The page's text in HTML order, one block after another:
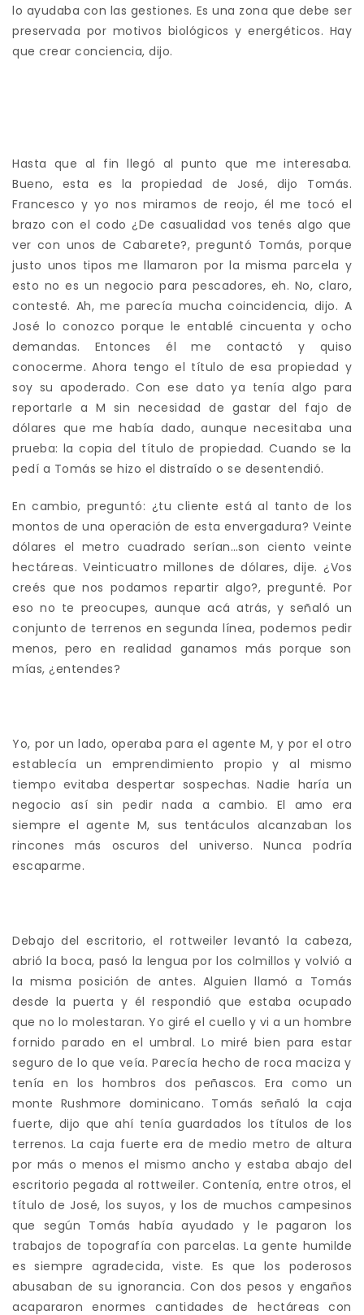
lo ayudaba con las gestiones. Es una zona que debe ser
preservada por motivos biológicos y energéticos. Hay
que crear conciencia, dijo.
Hasta que al fin llegó al punto que me interesaba.
Bueno, esta es la propiedad de José, dijo Tomás.
Francesco y yo nos miramos de reojo, él me tocó el
brazo con el codo ¿De casualidad vos tenés algo que
ver con unos de Cabarete?, preguntó Tomás, porque
justo unos tipos me llamaron por la misma parcela y
esto no es un negocio para pescadores, eh. No, claro,
contesté. Ah, me parecía mucha coincidencia, dijo. A
José lo conozco porque le entablé cincuenta y ocho
demandas. Entonces él me contactó y quiso
conocerme. Ahora tengo el título de esa propiedad y
soy su apoderado. Con ese dato ya tenía algo para
reportarle a M sin necesidad de gastar del fajo de
dólares que me había dado, aunque necesitaba una
prueba: la copia del título de propiedad. Cuando se la
pedí a Tomás se hizo el distraído o se desentendió.
En cambio, preguntó: ¿tu cliente está al tanto de los
montos de una operación de esta envergadura? Veinte
dólares el metro cuadrado serían…son ciento veinte
hectáreas. Veinticuatro millones de dólares, dije. ¿Vos
creés que nos podamos repartir algo?, pregunté. Por
eso no te preocupes, aunque acá atrás, y señaló un
conjunto de terrenos en segunda línea, podemos pedir
menos, pero en realidad ganamos más porque son
mías, ¿entendes?
Yo, por un lado, operaba para el agente M, y por el otro
establecía un emprendimiento propio y al mismo
tiempo evitaba despertar sospechas. Nadie haría un
negocio así sin pedir nada a cambio. El amo era
siempre el agente M, sus tentáculos alcanzaban los
rincones más oscuros del universo. Nunca podría
escaparme.
Debajo del escritorio, el rottweiler levantó la cabeza,
abrió la boca, pasó la lengua por los colmillos y volvió a
la misma posición de antes. Alguien llamó a Tomás
desde la puerta y él respondió que estaba ocupado
que no lo molestaran. Yo giré el cuello y vi a un hombre
fornido parado en el umbral. Lo miré bien para estar
seguro de lo que veía. Parecía hecho de roca maciza y
tenía en los hombros dos peñascos. Era como un
monte Rushmore dominicano. Tomás señaló la caja
fuerte, dijo que ahí tenía guardados los títulos de los
terrenos. La caja fuerte era de medio metro de altura
por más o menos el mismo ancho y estaba abajo del
escritorio pegada al rottweiler. Contenía, entre otros, el
título de José, los suyos, y los de muchos campesinos
que según Tomás había ayudado y le pagaron los
trabajos de topografía con parcelas. La gente humilde
es siempre agradecida, viste. Es que los poderosos
abusaban de su ignorancia. Con dos pesos y engaños
acapararon enormes cantidades de hectáreas con